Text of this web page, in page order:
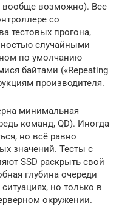
вообще возможно). Все
со
тестовых прогона,
случайными
по умолчанию
байтами («Repeating
производителя.
минимальная
команд, QD). Иногда
но всё равно
значений. Тесты с
SSD раскрыть свой
глубина очереди
но только в
окружении.